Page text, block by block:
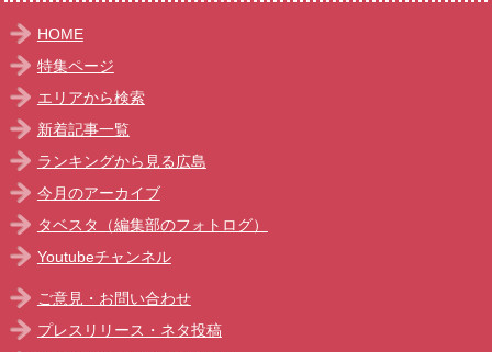
HOME
特集ページ
エリアから検索
新着記事一覧
ランキングから見る広島
今月のアーカイブ
タベスタ（編集部のフォトログ）
Youtubeチャンネル
ご意見・お問い合わせ
プレスリリース・ネタ投稿